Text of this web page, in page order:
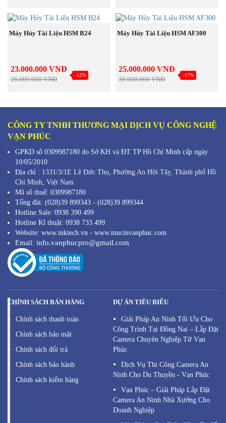
MUA NGAY
Máy Hủy Tài Liệu HSM B24
23.000.000 VNĐ
26.000.000 VNĐ
-12%
MUA NGAY
Máy Hủy Tài Liệu HSM AF300
25.000.000 VNĐ
30.000.000 VNĐ
-17%
CÔNG TY TNHH THƯƠNG MẠI DỊCH VỤ CÔNG NGHỆ
VẠN PHÚC
GPKD số 0309987180 do Sở KH và ĐT TP Hồ Chí Minh cấp ngày
10/05/2010
Địa chỉ : 1331/3/1E Lê Đức Thọ, Phường An Hội Tây, Thành phố Hồ
Chí Minh, Việt Nam
Mã số thuế: 0309987180
Tổng đài: (028)39 899343 - (028)39 899344
Hotline Sale: 0938 390 499
Hotline Kĩ thuật: 0938 733 499
Website: www.inktech.vn - www.mucinvanphuc.com
Email: info.vanphucpro@gmail.com
CHÍNH SÁCH BÁN HÀNG
Chính sách thanh toán
Chính sách bảo mật
Chính sách đổi trả
Chính sách bảo hành
Chính sách kiểm hàng
DỰ ÁN TIÊU BIỂU
Giải Pháp An Ninh Tối Ưu Cho
Công Trình Tại Đồng Nai – Lắp Đặt
Camera Chuyên Nghiệp Từ Vạn
Phúc
Dịch Vụ Thi Công Camera An
Ninh Cho Du Thuyền - Vạn Phúc
Vạn Phúc – Giải Pháp Lắp Đặt
Camera An Ninh Nhà Xưởng Cho
Doanh Nghiệp